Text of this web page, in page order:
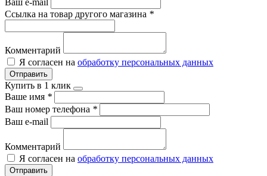
Ваш e-mail
Ссылка на товар другого магазина *
Комментарий
Я согласен на обработку персональных данных
Отправить
Купить в 1 клик
Ваше имя *
Ваш номер телефона *
Ваш e-mail
Комментарий
Я согласен на обработку персональных данных
Отправить